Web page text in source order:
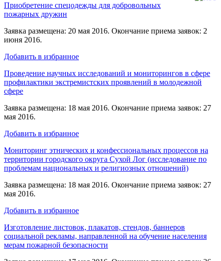
Приобретение спецодежды для добровольных
пожарных дружин
Заявка размещена: 20 мая 2016. Окончание приема заявок: 2
июня 2016.
Добавить в избранное
Проведение научных исследований и мониторингов в сфере
профилактики экстремистских проявлений в молодежной
сфере
Заявка размещена: 18 мая 2016. Окончание приема заявок: 27
мая 2016.
Добавить в избранное
Мониторинг этнических и конфессиональных процессов на
территории городского округа Сухой Лог (исследование по
проблемам национальных и религиозных отношений)
Заявка размещена: 18 мая 2016. Окончание приема заявок: 27
мая 2016.
Добавить в избранное
Изготовление листовок, плакатов, стендов, баннеров
социальной рекламы, направленной на обучение населения
мерам пожарной безопасности